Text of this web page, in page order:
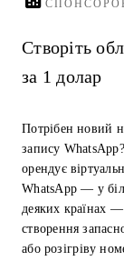
Створіть
за 1 долар
Потрібен новий
запису
орендує
WhatsApp — у
деяких країнах
створення
або розігріву